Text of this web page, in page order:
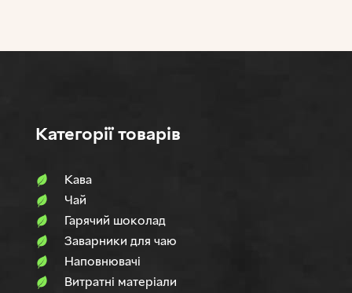
Категорії товарів
Кава
Чай
Гарячий шоколад
Заварники для чаю
Наповнювачi
Витратні матеріали